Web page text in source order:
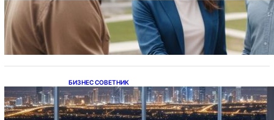
Ипотека на новостройки при оформлении
напрямую у застройщика
БИЗНЕС СОВЕТНИК
Каталог светодиодных светильников и
LED-освещения в Казахстане